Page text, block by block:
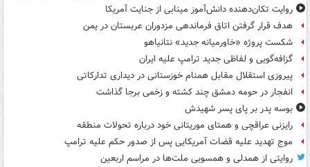
روایت تکان‌دهنده دانش‌آموز مینابی از جنایت آمریکا
هدف قرار گرفتن اتاق‌ فرماندهی مزدوران عربستان در یمن
شکست پروژه «خاورمیانه جدید» نتانیاهو
گزافه‌گویی و لفاظی جدید ترامپ علیه ایران
پیروزی استقلال مقابل همنام خوزستانی در دیداری تدارکاتی
انفجار در حومه دمشق چند کشته و زخمی برجا گذاشت
بوسه‌ پدر بر پای پسر شهیدش
رایزنی عراقچی و همتای موریتانی خود درباره تحولات منطقه
موج تهدید علیه قضات آمریکایی پس از صدور حکم علیه ترامپ
روایتی از همدلی و همسویی ملت‌ها در مراسم اربعین